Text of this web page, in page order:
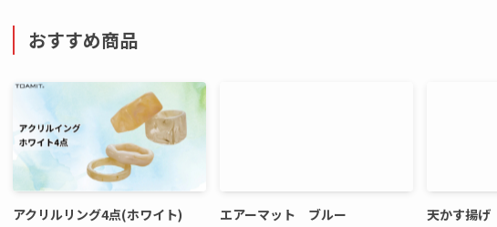
おすすめ商品
アクリルリング4点(ホワイト) エアーマット ブルー 天かす揚げ